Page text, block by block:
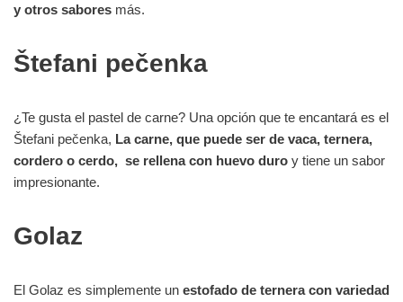
y otros sabores más.
Štefani pečenka
¿Te gusta el pastel de carne? Una opción que te encantará es el
Štefani pečenka, La carne, que puede ser de vaca, ternera,
cordero o cerdo, se rellena con huevo duro y tiene un sabor
impresionante.
Golaz
El Golaz es simplemente un estofado de ternera con variedad